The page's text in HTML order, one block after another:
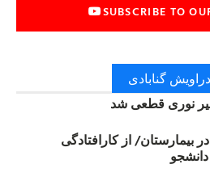
SUBSCRIBE TO
گنابادی
نوری قطعی شد
بیمارستان/ از کارافتادگی